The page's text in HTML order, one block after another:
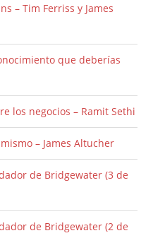
– Tim Ferriss y James
que deberías
los negocios – Ramit Sethi
– James Altucher
de Bridgewater (3 de
de Bridgewater (2 de